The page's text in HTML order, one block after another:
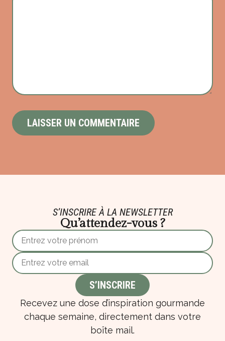
S’INSCRIRE À LA NEWSLETTER
Qu’attendez-vous ?
Recevez une dose d’inspiration gourmande
chaque semaine, directement dans votre
boîte mail.